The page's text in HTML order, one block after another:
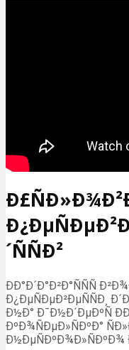
´ÑÑÐ²
ÐÐ°Ð´Ð°Ð²Ð°ÑÑÑ
Ð¿ÐµÑÐµÐ²ÐµÑÑÐ¸
Ð½Ð° Ð¯Ð½Ð´ÐµÐºÑ
ÐºÐ¾ÑÐµÐ»ÑÐºÐ°
Ð½ÐµÑÐºÐ¾Ð»ÑÐºÐ¾